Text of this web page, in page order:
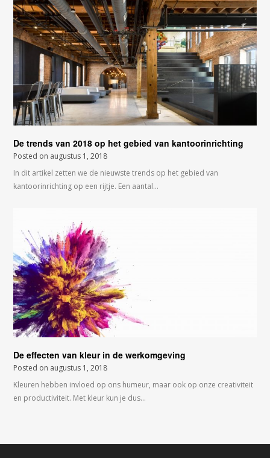
De trends van 2018 op het gebied van kantoorinrichting
Posted on augustus 1, 2018
In dit artikel zetten we de nieuwste trends op het gebied van
kantoorinrichting op een rijtje. Een aantal…
De effecten van kleur in de werkomgeving
Posted on augustus 1, 2018
Kleuren hebben invloed op ons humeur, maar ook op onze creativiteit
en productiviteit. Met kleur kun je dus…